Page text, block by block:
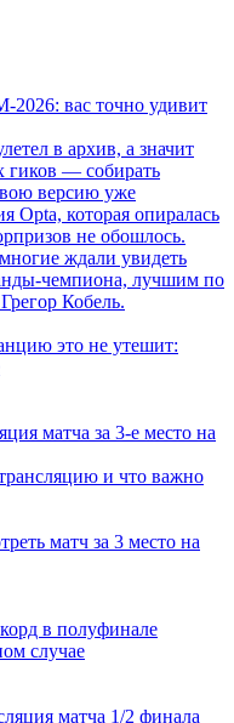
вас точно удивит
в архив, а значит
гиков — собирать
версию уже
Opta, которая опиралась
не обошлось.
ждали увидеть
чемпиона, лучшим по
Кобель.
это не утешит:
матча за 3-е место на
и что важно
матч за 3 место на
в полуфинале
случае
матча 1/2 финала